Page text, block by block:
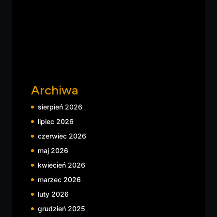
Archiwa
sierpień 2026
lipiec 2026
czerwiec 2026
maj 2026
kwiecień 2026
marzec 2026
luty 2026
grudzień 2025